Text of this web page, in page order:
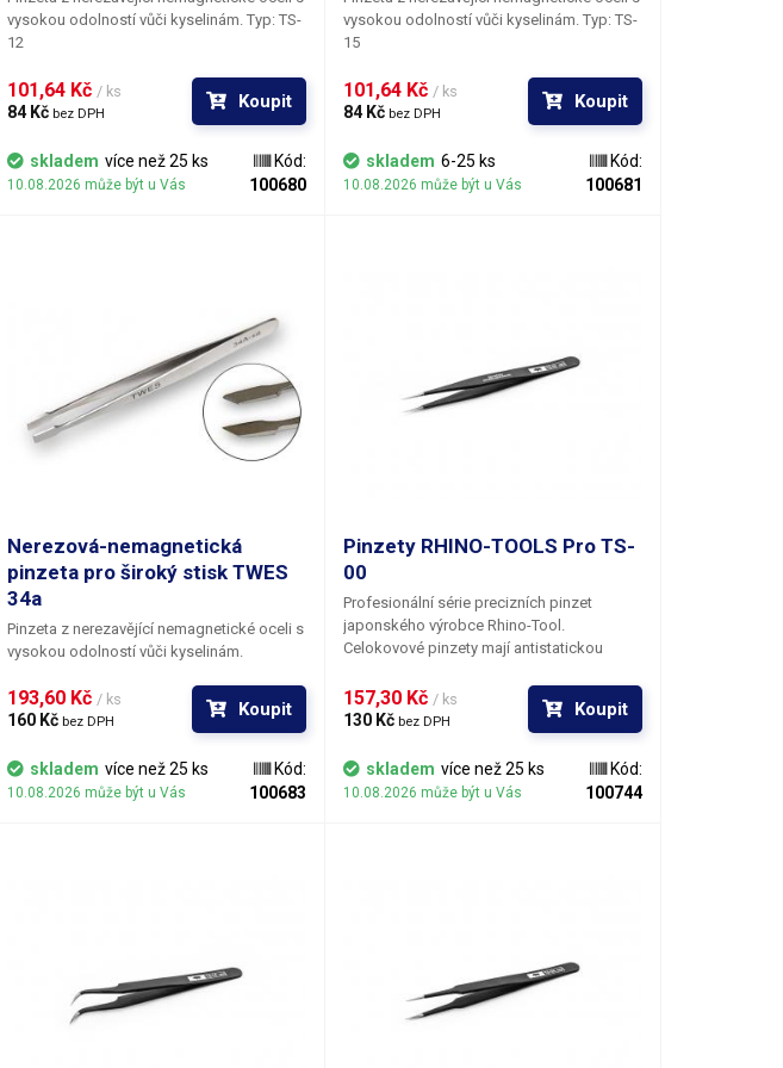
vysokou odolností vůči kyselinám. Typ: TS-
12
101,64 Kč / ks
84 Kč bez DPH
Koupit
skladem více než 25 ks
10.08.2026 může být u Vás
Kód:
100680
vysokou odolností vůči kyselinám. Typ: TS-
15
101,64 Kč / ks
84 Kč bez DPH
Koupit
skladem 6-25 ks
10.08.2026 může být u Vás
Kód:
100681
Nerezová-nemagnetická
pinzeta pro široký stisk TWES
34a
Pinzeta z nerezavějící nemagnetické oceli s
vysokou odolností vůči kyselinám.
193,60 Kč / ks
160 Kč bez DPH
Koupit
skladem více než 25 ks
10.08.2026 může být u Vás
Kód:
100683
Pinzety RHINO-TOOLS Pro TS-
00
Profesionální série precizních pinzet
japonského výrobce Rhino-Tool.
Celokovové pinzety mají antistatickou
slouží jako tepelná izolace v případech, kdy
jsou přidržované součástky vystaveny
vysokým teplotám (např. při
horkovzdušném letování). Velmi tenké
ostře broušené zakončení pinzet na sebe
při stisku perfektně dosedají, takže vám
157,30 Kč / ks
130 Kč bez DPH
Koupit
skladem více než 25 ks
10.08.2026 může být u Vás
Kód:
100744